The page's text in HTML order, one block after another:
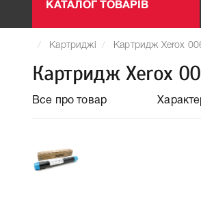
КАТАЛОГ ТОВАРІВ
Картриджі Картридж Xerox
Картридж Xerox
Все про товар